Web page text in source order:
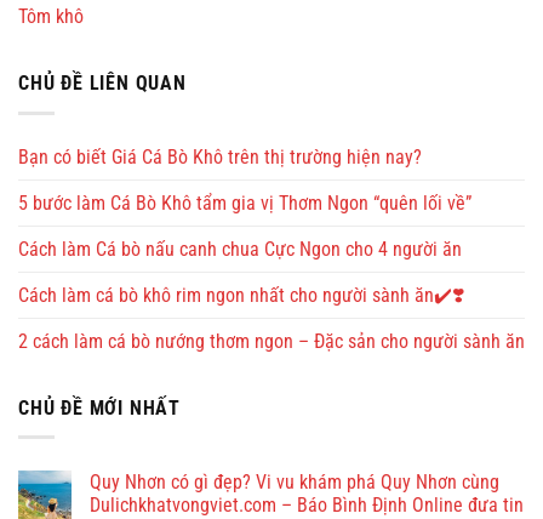
Tôm khô
CHỦ ĐỀ LIÊN QUAN
Bạn có biết Giá Cá Bò Khô trên thị trường hiện nay?
5 bước làm Cá Bò Khô tẩm gia vị Thơm Ngon “quên lối về”
Cách làm Cá bò nấu canh chua Cực Ngon cho 4 người ăn
Cách làm cá bò khô rim ngon nhất cho người sành ăn✔️❣️
2 cách làm cá bò nướng thơm ngon – Đặc sản cho người sành ăn
CHỦ ĐỀ MỚI NHẤT
Quy Nhơn có gì đẹp? Vi vu khám phá Quy Nhơn cùng
Dulichkhatvongviet.com – Báo Bình Định Online đưa tin